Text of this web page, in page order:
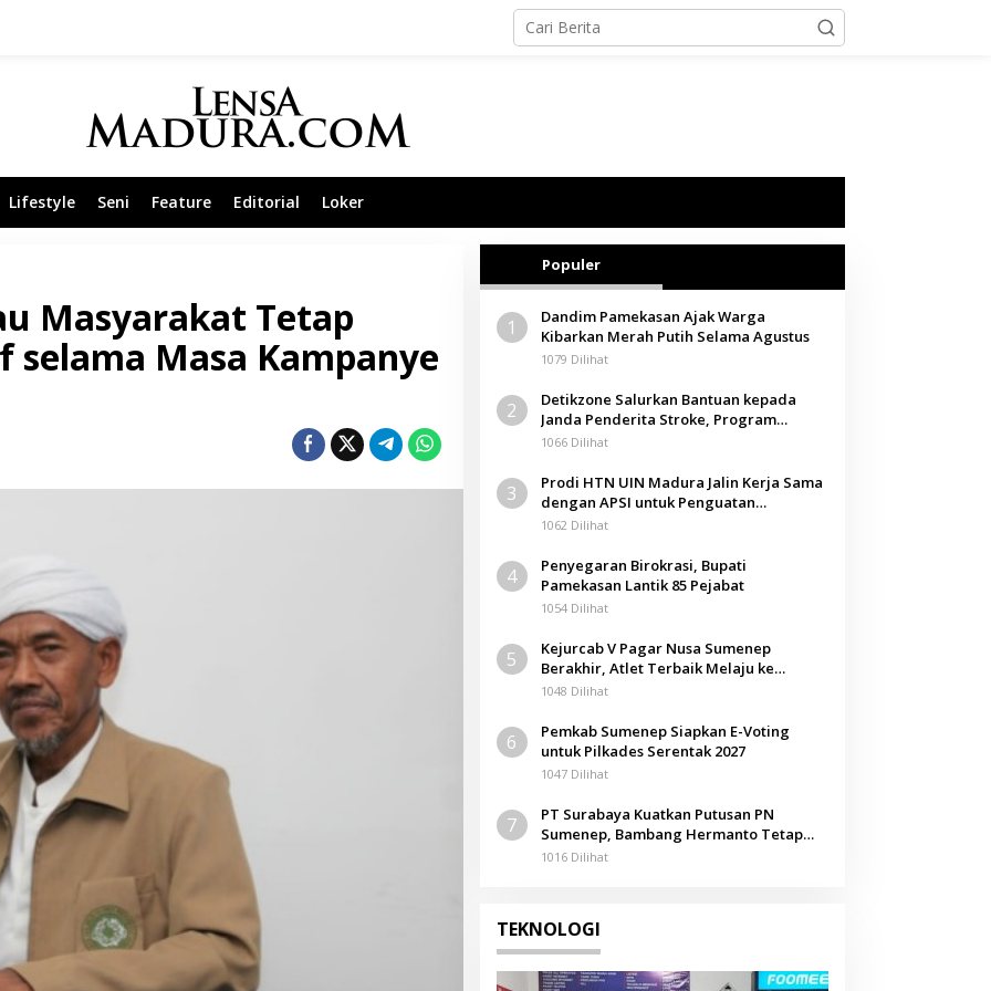
Lifestyle Seni Feature Editorial Loker
Masyarakat Tetap
selama Masa Kampanye
Populer
1
Dandim Pamekasan Ajak Warga
Kibarkan Merah Putih Selama Agustus
1079 Dilihat
2
Detikzone Salurkan Bantuan kepada
Janda Penderita Stroke, Program
Berbagi Masuki Hari ke-61
1066 Dilihat
3
Prodi HTN UIN Madura Jalin Kerja Sama
dengan APSI untuk Penguatan
Kompetensi Mahasiswa
1062 Dilihat
4
Penyegaran Birokrasi, Bupati
Pamekasan Lantik 85 Pejabat
1054 Dilihat
5
Kejurcab V Pagar Nusa Sumenep
Berakhir, Atlet Terbaik Melaju ke
Kejurwil Jatim
1048 Dilihat
6
Pemkab Sumenep Siapkan E-Voting
untuk Pilkades Serentak 2027
1047 Dilihat
7
PT Surabaya Kuatkan Putusan PN
Sumenep, Bambang Hermanto Tetap
Dinyatakan Pemilik Sah Tanah di
1016 Dilihat
TEKNOLOGI